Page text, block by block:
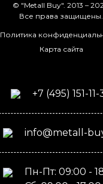
© "Metall Buy". 2013 –
Все права защищены.
Политика
Карта сайта
+7 (495) 151-
info@metall-
Пн-Пт: 09:00 -